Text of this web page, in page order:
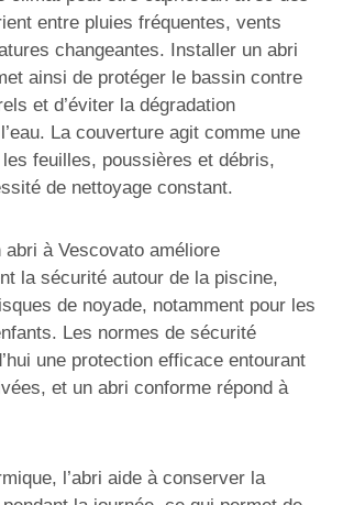
entre pluies fréquentes, vents
changeantes. Installer un abri
ainsi de protéger le bassin contre
et d’éviter la dégradation
La couverture agit comme une
feuilles, poussières et débris,
de nettoyage constant.
abri à Vescovato améliore
la sécurité autour de la piscine,
de noyade, notamment pour les
Les normes de sécurité
une protection efficace entourant
et un abri conforme répond à
l’abri aide à conserver la